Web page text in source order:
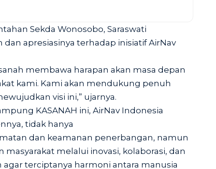
Sekda Wonosobo, Saraswati
apresiasinya terhadap inisiatif AirNav
membawa harapan akan masa depan
kami. Kami akan mendukung penuh
visi ini,” ujarnya.
KASANAH ini, AirNav Indonesia
tidak hanya
dan keamanan penerbangan, namun
melalui inovasi, kolaborasi, dan
terciptanya harmoni antara manusia